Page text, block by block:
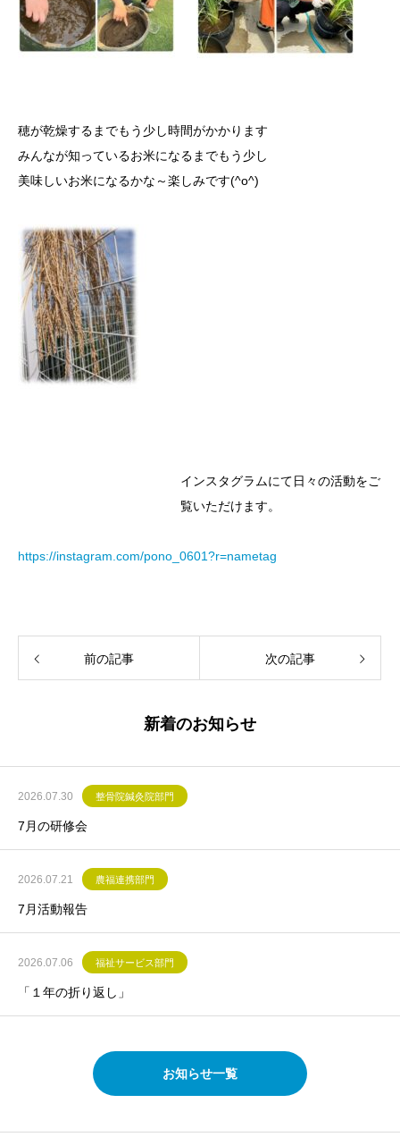
穂が乾燥するまでもう少し時間がかかります
みんなが知っているお米になるまでもう少し
美味しいお米になるかな～楽しみです(^o^)
インスタグラムにて日々の活動をご
覧いただけます。
https://instagram.com/pono_0601?r=nametag
前の記事 次の記事
新着のお知らせ
2026.07.30 整骨院鍼灸院部門
7月の研修会
2026.07.21 農福連携部門
7月活動報告
2026.07.06 福祉サービス部門
「１年の折り返し」
お知らせ一覧